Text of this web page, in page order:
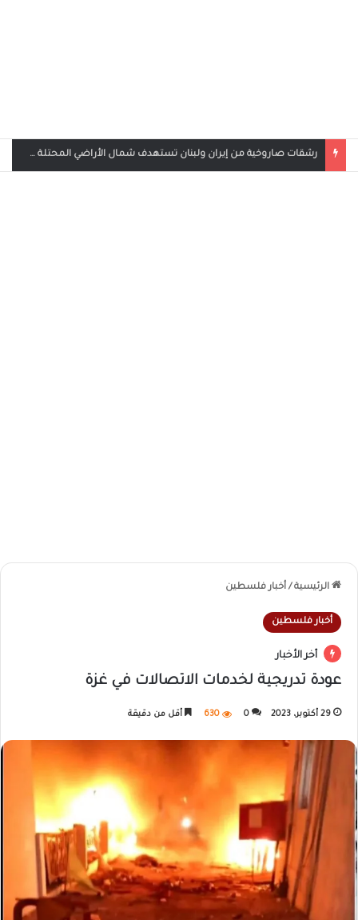
بث مباشر مباراة الأردن والإمارات في كأس العرب 2025
الرئيسية / أخبار فلسطين
أخبار فلسطين
أخر الأخبار
عودة تدريجية لخدمات الاتصالات في غزة
29 أكتوبر، 2023 0
630 أقل من دقيقة